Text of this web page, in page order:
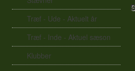
Træf - Ude - Aktuelt år
Træf - Inde - Aktuel sæson
Klubber